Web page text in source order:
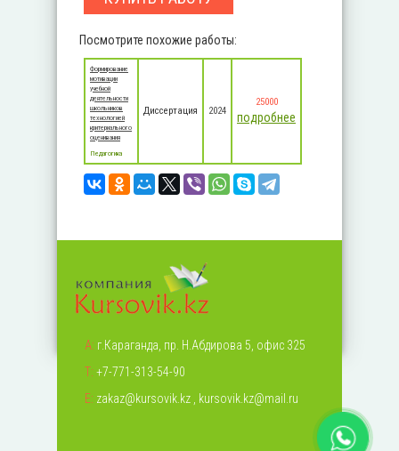
Посмотрите похожие работы:
Формирование
мотивации
учебной
деятельности
школьников
технологией
критериального
оценивания
Педагогика
Диссертация 2024
25000
подробнее
А: г.Караганда, пр. Н.Абдирова 5, офис 325
Т: +7-771-313-54-90
Е: zakaz@kursovik.kz , kursovik.kz@mail.ru